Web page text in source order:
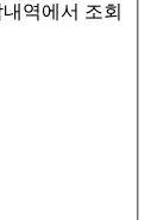
역에서 조회